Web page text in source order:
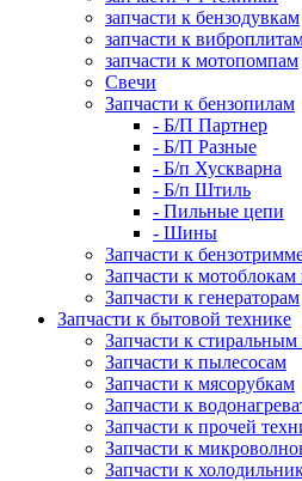
запчасти к бензодувкам
запчасти к
запчасти к мотопомпам
Свечи
Запчасти к бензопилам
- Б/П Партнер
- Б/П Разные
- Б/п Хускварна
- Б/п Штиль
- Пильные цепи
- Шины
Запчасти к
Запчасти к
Запчасти к генераторам
Запчасти к бытовой технике
Запчасти к
Запчасти к пылесосам
Запчасти к мясорубкам
Запчасти к
Запчасти к прочей
Запчасти к
Запчасти к